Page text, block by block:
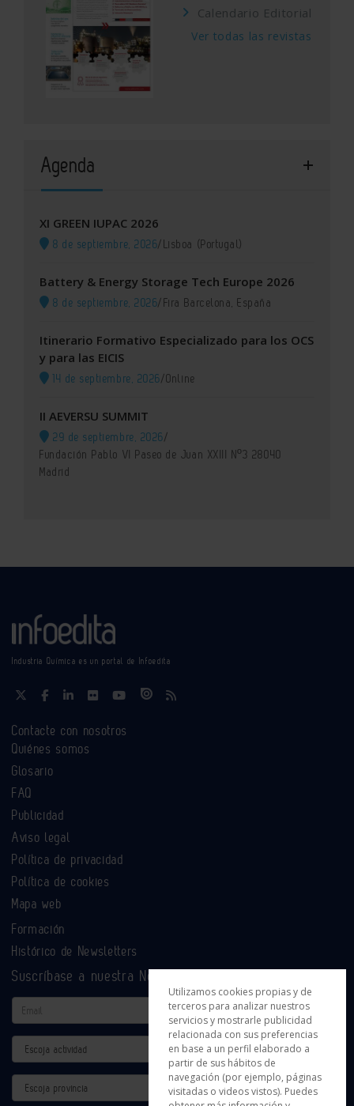
Calendario Editorial
Ver todas las revistas
Agenda
XI GREEN IUPAC 2026
8 de septiembre, 2026/Lisboa (Portugal)
Battery & Energy Storage Tech Europe 2026
8 de septiembre, 2026/Fira Barcelona, España
Itinerario Formativo Especializado para los OCS
y para las EICIS
14 de septiembre, 2026/Online
II AEVERSU SUMMIT
29 de septiembre, 2026/
Fundación Pablo VI Paseo de Juan XXIII Nº3 28040
Madrid
Industria Química es un portal de Infoedita
Contacte con nosotros
Quiénes somos
Glosario
FAQ
Publicidad
Aviso legal
Política de privacidad
Política de cookies
Mapa web
Formación
Histórico de Newsletters
Suscríbase a nuestra Newsletter
Email
Actividad
Provincia
Utilizamos cookies propias y de
terceros para analizar nuestros
servicios y mostrarle publicidad
relacionada con sus preferencias
en base a un perfil elaborado a
partir de sus hábitos de
navegación (por ejemplo, páginas
visitadas o videos vistos). Puedes